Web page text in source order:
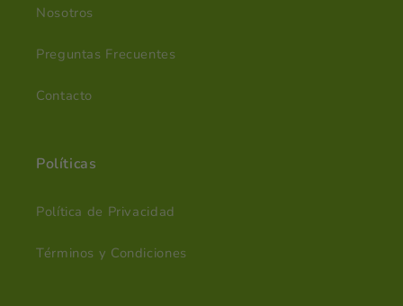
Nosotros
Preguntas Frecuentes
Contacto
Políticas
Política de Privacidad
Términos y Condiciones